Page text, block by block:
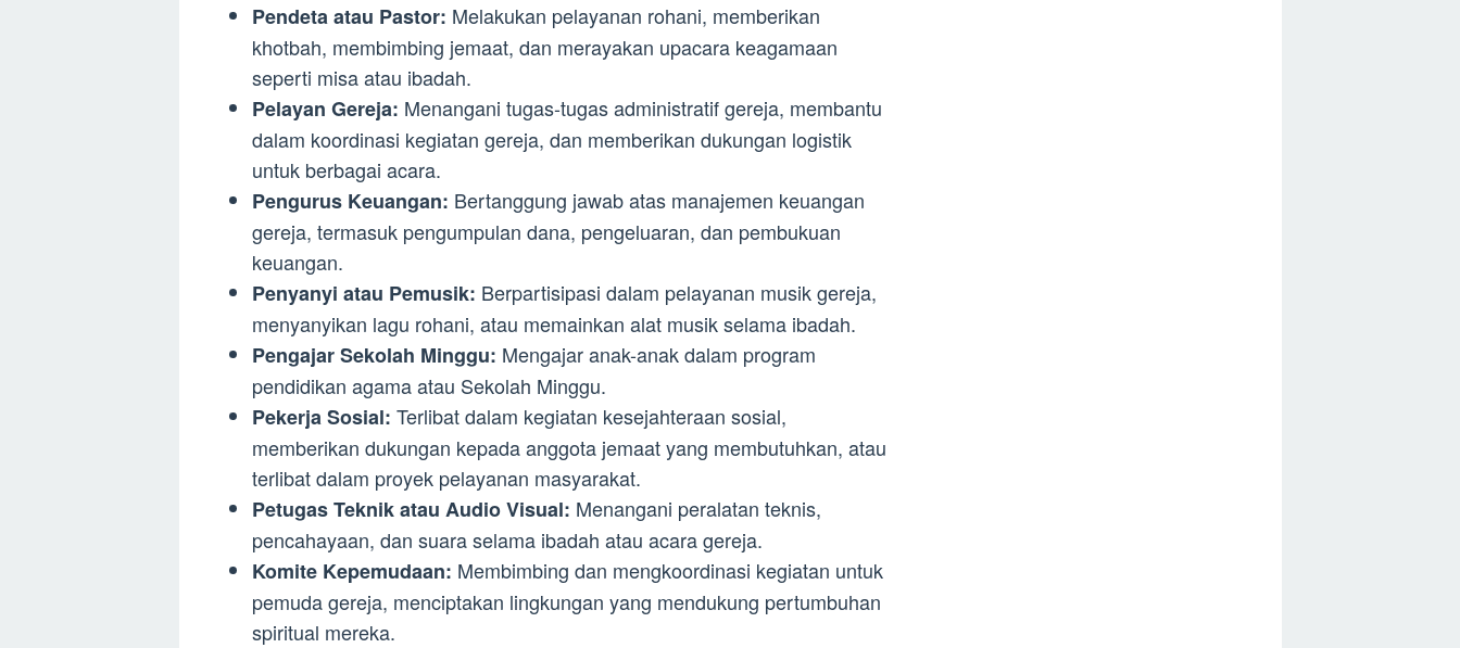
Pendeta atau Pastor: Melakukan pelayanan rohani, memberikan
khotbah, membimbing jemaat, dan merayakan upacara keagamaan
seperti misa atau ibadah.
Pelayan Gereja: Menangani tugas-tugas administratif gereja, membantu
dalam koordinasi kegiatan gereja, dan memberikan dukungan logistik
untuk berbagai acara.
Pengurus Keuangan: Bertanggung jawab atas manajemen keuangan
gereja, termasuk pengumpulan dana, pengeluaran, dan pembukuan
keuangan.
Penyanyi atau Pemusik: Berpartisipasi dalam pelayanan musik gereja,
menyanyikan lagu rohani, atau memainkan alat musik selama ibadah.
Pengajar Sekolah Minggu: Mengajar anak-anak dalam program
pendidikan agama atau Sekolah Minggu.
Pekerja Sosial: Terlibat dalam kegiatan kesejahteraan sosial,
memberikan dukungan kepada anggota jemaat yang membutuhkan, atau
terlibat dalam proyek pelayanan masyarakat.
Petugas Teknik atau Audio Visual: Menangani peralatan teknis,
pencahayaan, dan suara selama ibadah atau acara gereja.
Komite Kepemudaan: Membimbing dan mengkoordinasi kegiatan untuk
pemuda gereja, menciptakan lingkungan yang mendukung pertumbuhan
spiritual mereka.